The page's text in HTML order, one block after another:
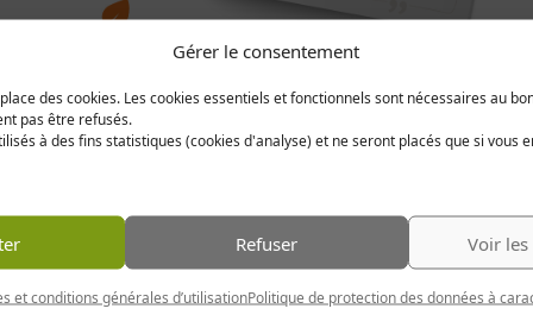
Gérer le consentement
des cookies. Les cookies essentiels et fonctionnels sont nécessaires au
pas être refusés.
à des fins statistiques (cookies d'analyse) et ne seront placés que si vous
Refuser Voir
et conditions générales d’utilisationPolitique de protection des données à
la véracité de nos engagements développement